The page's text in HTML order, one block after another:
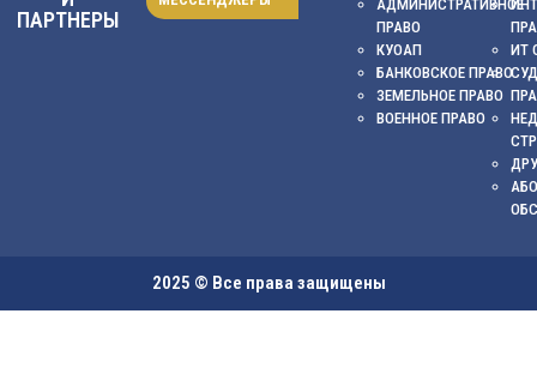
ПАРТНЕРЫ
АДМИНИСТРАТИВНОЕ
ПРАВО
КУОАП
БАНКОВСКОЕ ПРАВО
ЗЕМЕЛЬНОЕ ПРАВО
ВОЕННОЕ ПРАВО
ИТ
2025 © Все права защищены